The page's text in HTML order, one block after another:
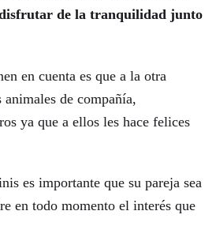
de la tranquilidad junto
en cuenta es que a la otra
de compañía,
ya que a ellos les hace felices
es importante que su pareja sea
en todo momento el interés que